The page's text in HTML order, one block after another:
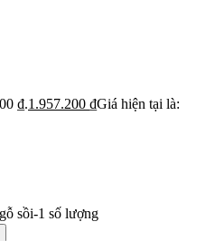
₫.1.957.200 ₫Giá hiện tại là:
sồi-1 số lượng